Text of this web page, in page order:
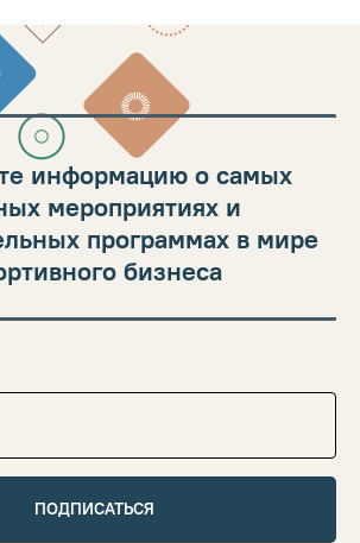
информацию о самых
мероприятиях и
программах в мире
бизнеса
ПОДПИСАТЬСЯ